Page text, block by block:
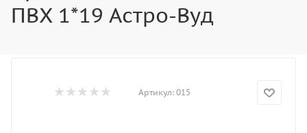
ПВХ 1*19 Астро-Вуд
Артикул: 015